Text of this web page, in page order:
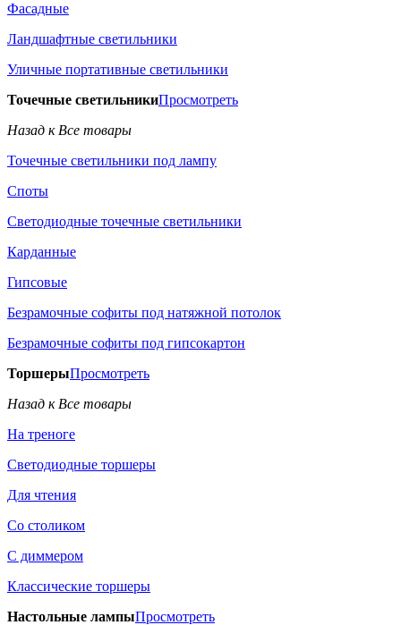
Фасадные
Ландшафтные светильники
Уличные портативные светильники
Точечные светильникиПросмотреть
Назад к Все товары
Точечные светильники под лампу
Споты
Светодиодные точечные светильники
Карданные
Гипсовые
Безрамочные софиты под натяжной потолок
Безрамочные софиты под гипсокартон
ТоршерыПросмотреть
Назад к Все товары
На треноге
Светодиодные торшеры
Для чтения
Со столиком
С диммером
Классические торшеры
Настольные лампыПросмотреть